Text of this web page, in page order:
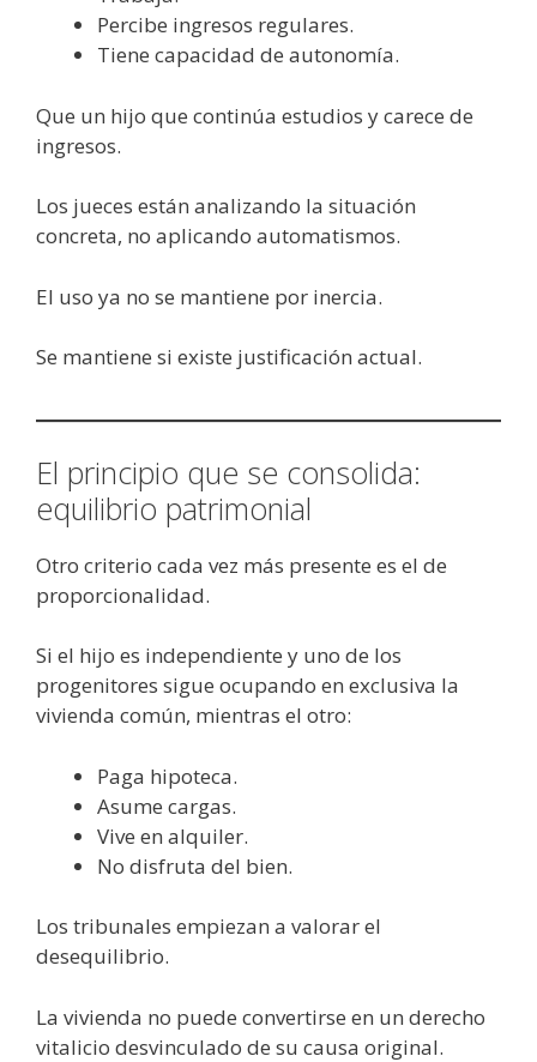
Percibe ingresos regulares.
Tiene capacidad de autonomía.
Que un hijo que continúa estudios y carece de
ingresos.
Los jueces están analizando la situación
concreta, no aplicando automatismos.
El uso ya no se mantiene por inercia.
Se mantiene si existe justificación actual.
El principio que se consolida:
equilibrio patrimonial
Otro criterio cada vez más presente es el de
proporcionalidad.
Si el hijo es independiente y uno de los
progenitores sigue ocupando en exclusiva la
vivienda común, mientras el otro:
Paga hipoteca.
Asume cargas.
Vive en alquiler.
No disfruta del bien.
Los tribunales empiezan a valorar el
desequilibrio.
La vivienda no puede convertirse en un derecho
vitalicio desvinculado de su causa original.